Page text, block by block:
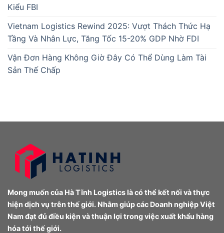
Kiểu FBI
Vietnam Logistics Rewind 2025: Vượt Thách Thức Hạ
Tầng Và Nhân Lực, Tăng Tốc 15-20% GDP Nhờ FDI
Vận Đơn Hàng Không Giờ Đây Có Thể Dùng Làm Tài
Sản Thế Chấp
Mong muốn của Hà Tĩnh Logistics là có thể kết nối và thực
hiện dịch vụ trên thế giới. Nhằm giúp các Doanh nghiệp Việt
Nam đạt đủ điều kiện và thuận lợi trong việc xuất khẩu hàng
hóa tới thế giới.